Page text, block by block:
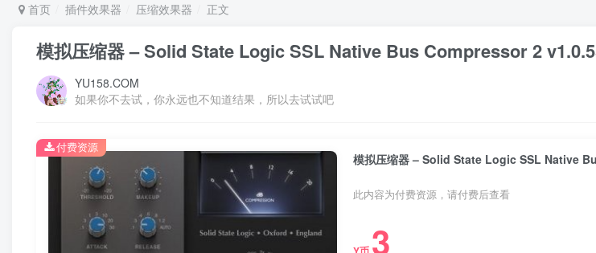
首页 插件效果器 压缩效果器 正文
模拟压缩器 – Solid State Logic SSL Native Bus Compressor 2
YU158.COM
如果你不去试，你永远也不知道结果，所以去试试吧
模拟压缩器 – Solid State Logic SSL Native
此内容为付费资源，请付费后查看
3
付费资源